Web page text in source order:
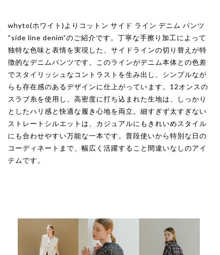
whyto(ホワイト)よりコットン サイド ライン デニム パンツ
“side line denim”のご紹介です。丁寧な手擦り加工によって
独特な色味と表情を実現した、サイドラインの切り替えが特
徴的なデニムパンツです。このラインがデニム本体との色差
でスタイリッシュなコントラストを生み出し、シンプルなが
らも存在感のあるデザインに仕上がっています。12オンスの
スラブ糸を使用し、高密度に打ち込まれた生地は、しっかり
としたハリ感と快適な履き心地を両立。細すぎず太すぎない
ストレートシルエットは、カジュアルにもきれいめスタイル
にも合わせやすい万能な一本です。普段使いから特別な日の
コーディネートまで、幅広く活躍すること間違いなしのアイ
テムです。